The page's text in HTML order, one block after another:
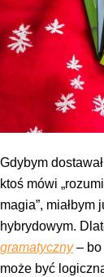
Gdybym
ktoś mówi
magia”,
hybrydowym.
gramatyczny– bo
może być